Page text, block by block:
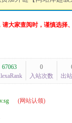
大家查阅时，谨慎选择
67063
0
入站次数
出
(网站认领)